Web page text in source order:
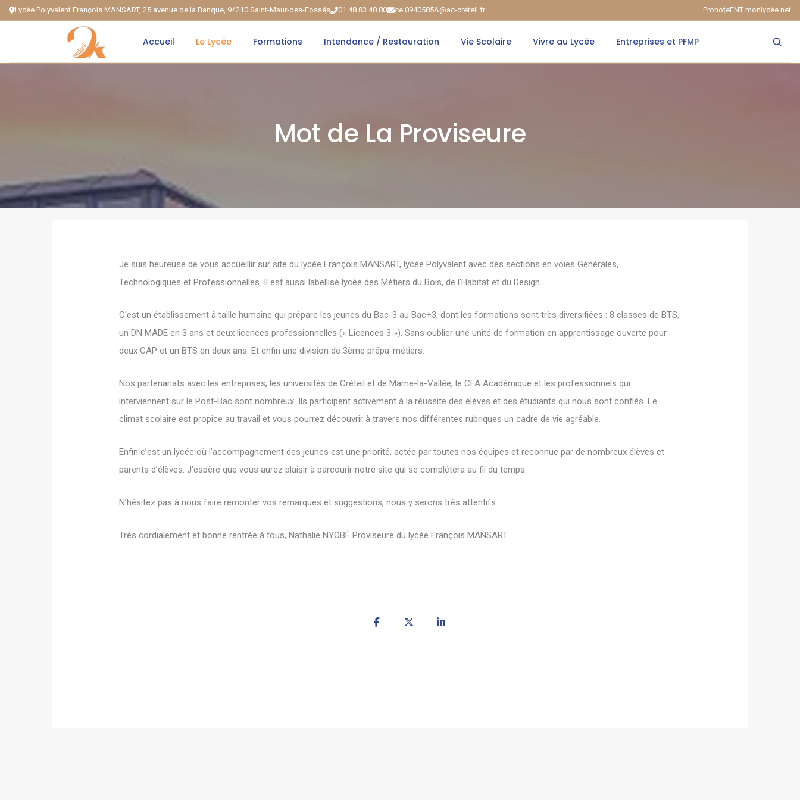
Lycée Polyvalent François MANSART, 25 avenue de la Banque, 94210 Saint-Maur-des-Fossés 01.48.83.48.80 ce.0940585A@ac-creteil.fr PronoteENT monlycée.net
Accueil Le Lycée Formations Intendance / Restauration Vie Scolaire Vivre au Lycée Entreprises et PFMP
Mot de La Proviseure
Je suis heureuse de vous accueillir sur site du lycée François MANSART, lycée Polyvalent avec des sections en voies Générales,
Technologiques et Professionnelles. Il est aussi labellisé lycée des Métiers du Bois, de l’Habitat et du Design.
C'est un établissement à taille humaine qui prépare les jeunes du Bac-3 au Bac+3, dont les formations sont très diversifiées : 8 classes de BTS,
un DN MADE en 3 ans et deux licences professionnelles (« Licences 3 »). Sans oublier une unité de formation en apprentissage ouverte pour
deux CAP et un BTS en deux ans. Et enfin une division de 3ème prépa-métiers.
Nos partenariats avec les entreprises, les universités de Créteil et de Marne-la-Vallée, le CFA Académique et les professionnels qui
interviennent sur le Post-Bac sont nombreux. Ils participent activement à la réussite des élèves et des étudiants qui nous sont confiés. Le
climat scolaire est propice au travail et vous pourrez découvrir à travers nos différentes rubriques un cadre de vie agréable.
Enfin c’est un lycée où l’accompagnement des jeunes est une priorité, actée par toutes nos équipes et reconnue par de nombreux élèves et
parents d’élèves. J’espère que vous aurez plaisir à parcourir notre site qui se complétera au fil du temps.
N’hésitez pas à nous faire remonter vos remarques et suggestions, nous y serons très attentifs.
Très cordialement et bonne rentrée à tous, Nathalie NYOBÉ Proviseure du lycée François MANSART